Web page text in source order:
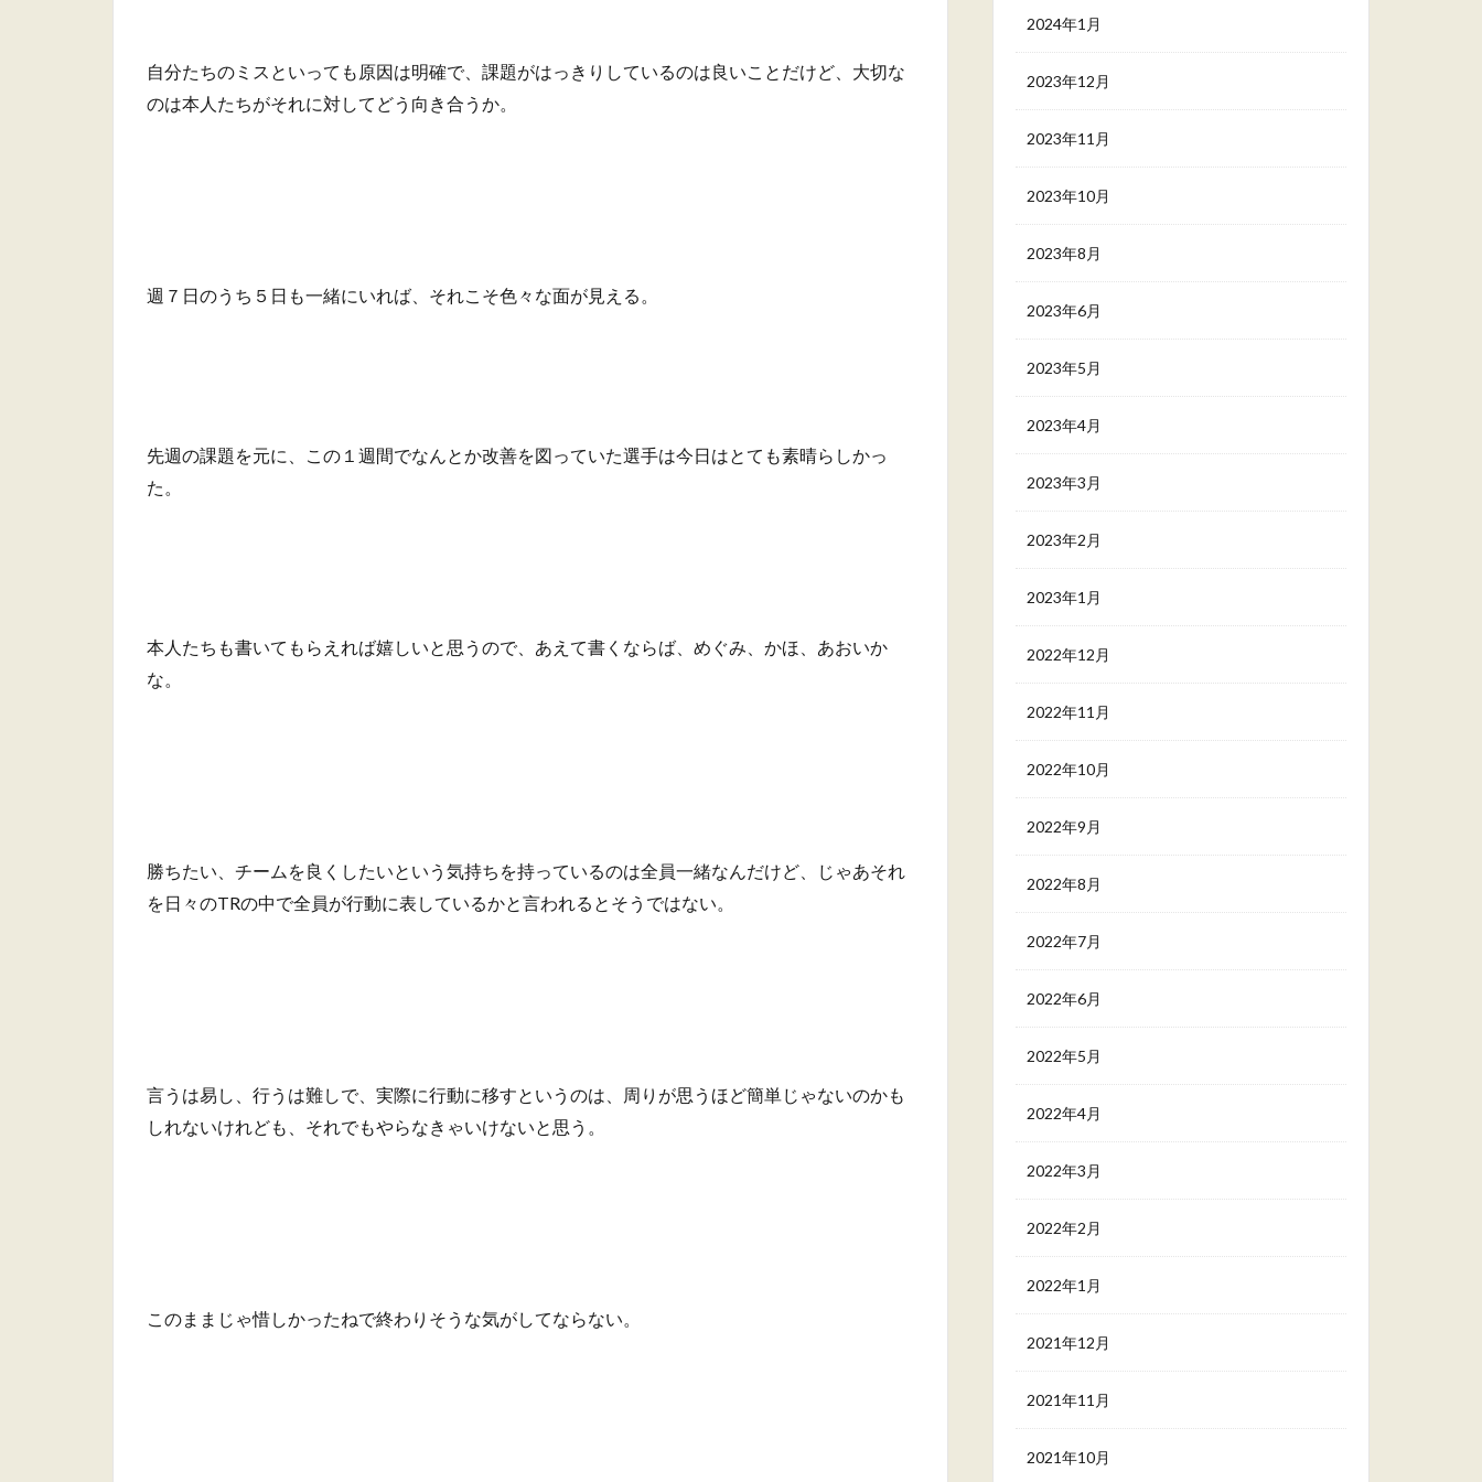
自分たちのミスといっても原因は明確で、課題がはっきりしているのは良いことだけど、大切な
のは本人たちがそれに対してどう向き合うか。
週７日のうち５日も一緒にいれば、それこそ色々な面が見える。
先週の課題を元に、この１週間でなんとか改善を図っていた選手は今日はとても素晴らしかっ
た。
本人たちも書いてもらえれば嬉しいと思うので、あえて書くならば、めぐみ、かほ、あおいか
な。
勝ちたい、チームを良くしたいという気持ちを持っているのは全員一緒なんだけど、じゃあそれ
を日々のTRの中で全員が行動に表しているかと言われるとそうではない。
言うは易し、行うは難しで、実際に行動に移すというのは、周りが思うほど簡単じゃないのかも
しれないけれども、それでもやらなきゃいけないと思う。
このままじゃ惜しかったねで終わりそうな気がしてならない。
2024年1月
2023年12月
2023年11月
2023年10月
2023年8月
2023年6月
2023年5月
2023年4月
2023年3月
2023年2月
2023年1月
2022年12月
2022年11月
2022年10月
2022年9月
2022年8月
2022年7月
2022年6月
2022年5月
2022年4月
2022年3月
2022年2月
2022年1月
2021年12月
2021年11月
2021年10月